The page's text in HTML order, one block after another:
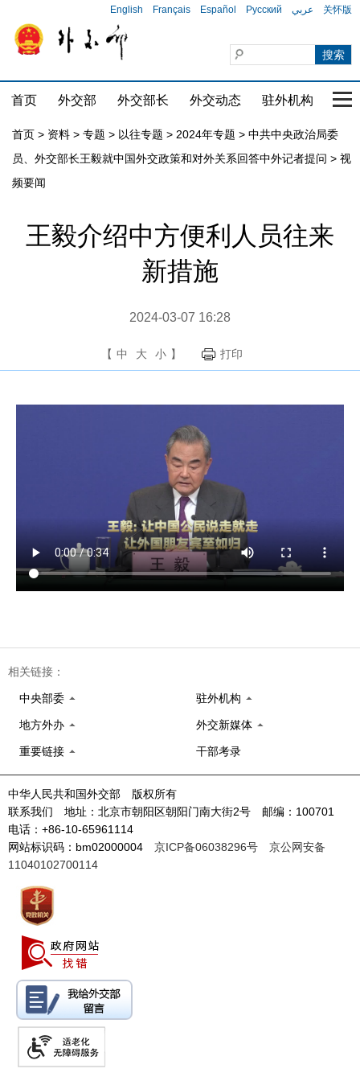
English Français Español Русский عربي 关怀版
首页 外交部 外交部长 外交动态 驻外机构 国
首页 > 资料 > 专题 > 以往专题 > 2024年专题 > 中共中央政治局委
员、外交部长王毅就中国外交政策和对外关系回答中外记者提问 > 视
频要闻
王毅介绍中方便利人员往来
新措施
2024-03-07 16:28
【 中 大 小 】 打印
相关链接：
中央部委 驻外机构
地方外办 外交新媒体
重要链接 干部考录
中华人民共和国外交部 版权所有
联系我们 地址：北京市朝阳区朝阳门南大街2号 邮编：100701
电话：+86-10-65961114
网站标识码：bm02000004 京ICP备06038296号
京公网安备
11040102700114